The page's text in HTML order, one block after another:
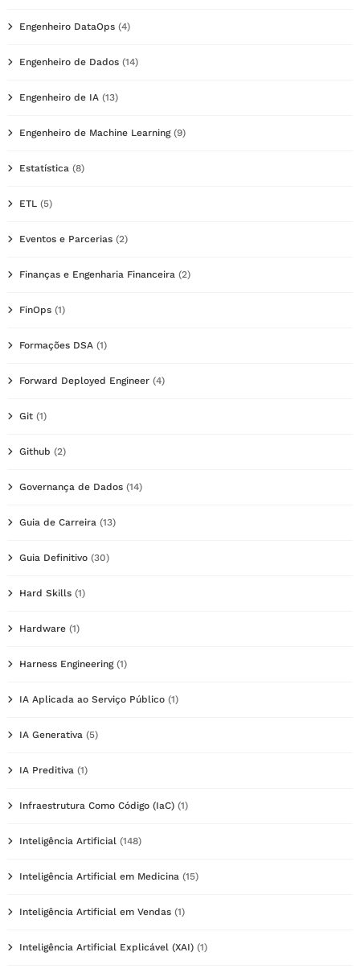
Engenheiro DataOps (4)
Engenheiro de Dados (14)
Engenheiro de IA (13)
Engenheiro de Machine Learning(9)
Estatística (8)
ETL (5)
Eventos e Parcerias (2)
Finanças e Engenharia Financeira (2)
FinOps (1)
Formações DSA (1)
Forward Deployed Engineer (4)
Git (1)
Github (2)
Governança de Dados (14)
Guia de Carreira (13)
Guia Definitivo (30)
Hard Skills (1)
Hardware (1)
Harness Engineering(1)
IA Aplicada ao Serviço Público (1)
IA Generativa (5)
IA Preditiva (1)
Infraestrutura Como Código (IaC) (1)
Inteligência Artificial (148)
Inteligência Artificial em Medicina (15)
Inteligência Artificial em Vendas (1)
Inteligência Artificial Explicável (XAI) (1)